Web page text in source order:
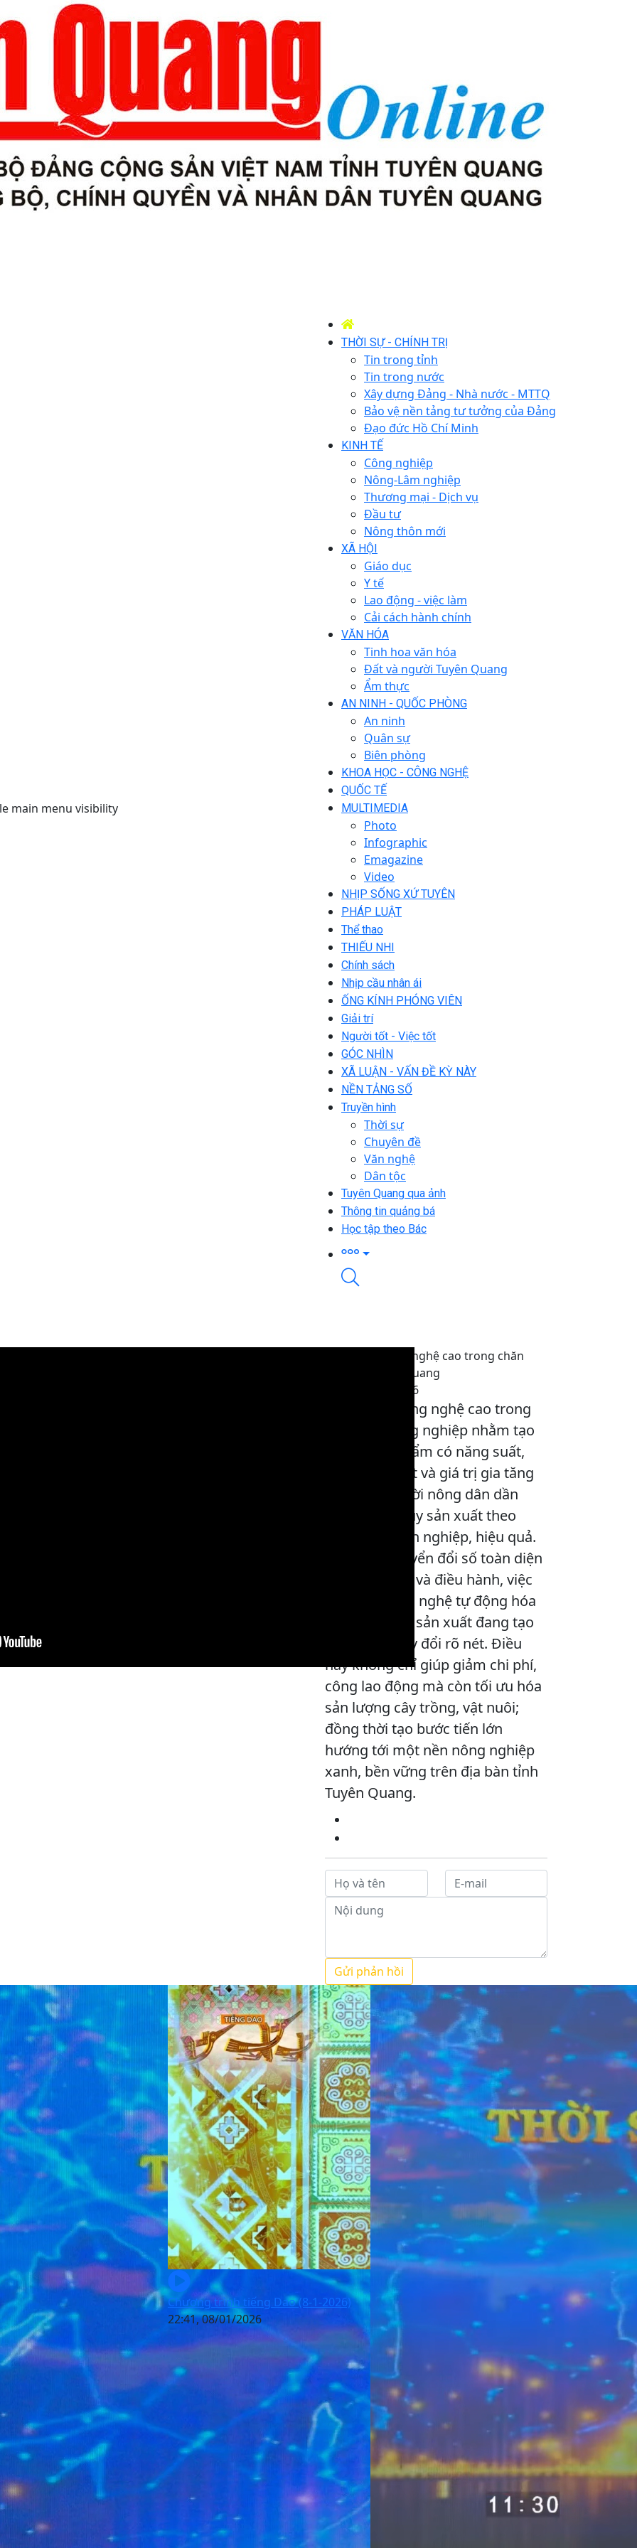
main menu visibility
THỜI SỰ - CHÍNH TRỊ
Tin trong tỉnh
Tin trong nước
Xây dựng Đảng - Nhà nước - MTTQ
Bảo vệ nền tảng tư tưởng của Đảng
Đạo đức Hồ Chí Minh
KINH TẾ
Công nghiệp
Nông-Lâm nghiệp
Thương mại - Dịch vụ
Đầu tư
Nông thôn mới
XÃ HỘI
Giáo dục
Y tế
Lao động - việc làm
Cải cách hành chính
VĂN HÓA
Tinh hoa văn hóa
Đất và người Tuyên Quang
Ẩm thực
AN NINH - QUỐC PHÒNG
An ninh
Quân sự
Biên phòng
KHOA HỌC - CÔNG NGHỆ
QUỐC TẾ
MULTIMEDIA
Photo
Infographic
Emagazine
Video
NHỊP SỐNG XỨ TUYÊN
PHÁP LUẬT
Thể thao
THIẾU NHI
Chính sách
Nhịp cầu nhân ái
ỐNG KÍNH PHÓNG VIÊN
Giải trí
Người tốt - Việc tốt
GÓC NHÌN
XÃ LUẬN - VẤN ĐỀ KỲ NÀY
NỀN TẢNG SỐ
Truyền hình
Thời sự
Chuyên đề
Văn nghệ
Dân tộc
Tuyên Quang qua ảnh
Thông tin quảng bá
Học tập theo Bác
Ứng dụng công nghệ cao trong chăn
nuôi tại Tuyên Quang
08:40, 09/01/2026
Ứng dụng công nghệ cao trong
sản xuất nông nghiệp nhằm tạo
ra các sản phẩm có năng suất,
chất lượng tốt và giá trị gia tăng
lớn, giúp người nông dân dần
thay đổi tư duy sản xuất theo
hướng chuyên nghiệp, hiệu quả.
Cùng với chuyển đổi số toàn diện
trong chỉ đạo và điều hành, việc
áp dụng công nghệ tự động hóa
vào giám sát, sản xuất đang tạo
ra những thay đổi rõ nét. Điều
này không chỉ giúp giảm chi phí,
công lao động mà còn tối ưu hóa
sản lượng cây trồng, vật nuôi;
đồng thời tạo bước tiến lớn
hướng tới một nền nông nghiệp
xanh, bền vững trên địa bàn tỉnh
Tuyên Quang.
Gửi phản hồi
Chương trình tiếng Dao (8-1-2026)
22:41, 08/01/2026